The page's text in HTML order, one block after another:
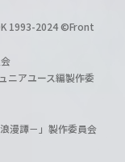
1993-2024 ©Front
ニアユース編製作委
漫譚－」製作委員会